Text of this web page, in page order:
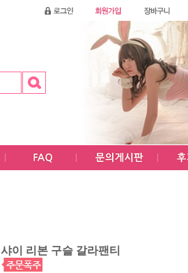
샤이 리본 구슬 갈라팬티